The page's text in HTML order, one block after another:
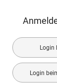
Login
Login